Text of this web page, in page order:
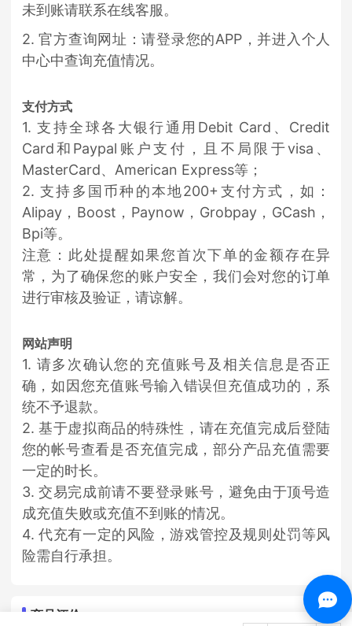
未到账请联系在线客服。
2. 官方查询网址：请登录您的APP，并进入个人
中心中查询充值情况。
支付方式
1. 支持全球各大银行通用Debit Card、Credit
Card和Paypal账户支付，且不局限于visa、
MasterCard、American Express等；
2. 支持多国币种的本地200+支付方式，如：
Alipay，Boost，Paynow，Grobpay，GCash，
Bpi等。
注意：此处提醒如果您首次下单的金额存在异
常，为了确保您的账户安全，我们会对您的订单
进行审核及验证，请谅解。
网站声明
1. 请多次确认您的充值账号及相关信息是否正
确，如因您充值账号输入错误但充值成功的，系
统不予退款。
2. 基于虚拟商品的特殊性，请在充值完成后登陆
您的帐号查看是否充值完成，部分产品充值需要
一定的时长。
3. 交易完成前请不要登录账号，避免由于顶号造
成充值失败或充值不到账的情况。
4. 代充有一定的风险，游戏管控及规则处罚等风
险需自行承担。
商品评价